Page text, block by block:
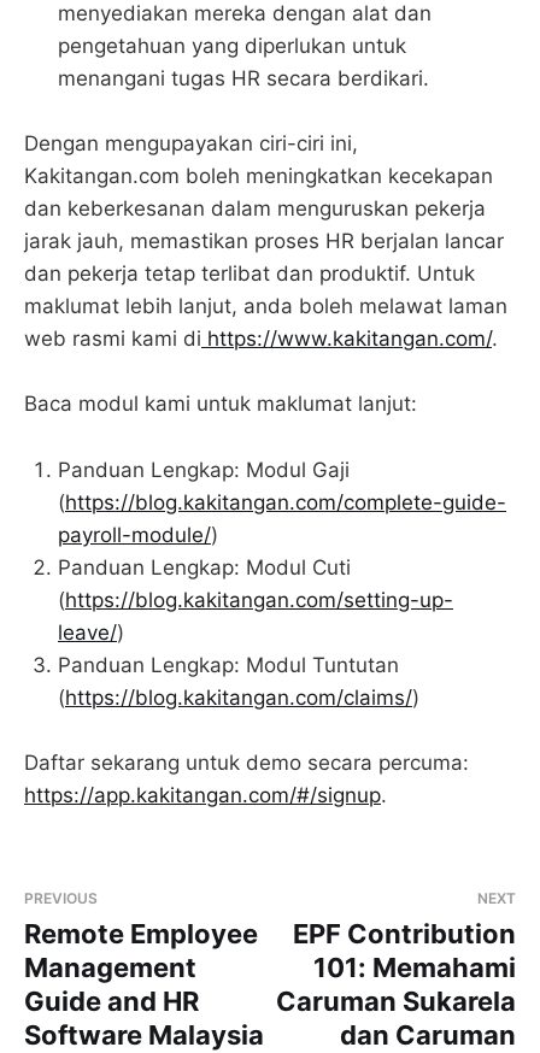
menyediakan mereka dengan alat dan
pengetahuan yang diperlukan untuk
menangani tugas HR secara berdikari​.
Dengan mengupayakan ciri-ciri ini,
Kakitangan.com boleh meningkatkan kecekapan
dan keberkesanan dalam menguruskan pekerja
jarak jauh, memastikan proses HR berjalan lancar
dan pekerja tetap terlibat dan produktif. Untuk
maklumat lebih lanjut, anda boleh melawat laman
web rasmi kami di https://www.kakitangan.com/.
Baca modul kami untuk maklumat lanjut:
Panduan Lengkap: Modul Gaji
(https://blog.kakitangan.com/complete-guide-
payroll-module/)
Panduan Lengkap: Modul Cuti
(https://blog.kakitangan.com/setting-up-
leave/)
Panduan Lengkap: Modul Tuntutan
(https://blog.kakitangan.com/claims/)
Daftar sekarang untuk demo secara percuma:
https://app.kakitangan.com/#/signup.
PREVIOUS
Remote Employee
Management
Guide and HR
Software Malaysia
NEXT
EPF Contribution
101: Memahami
Caruman Sukarela
dan Caruman